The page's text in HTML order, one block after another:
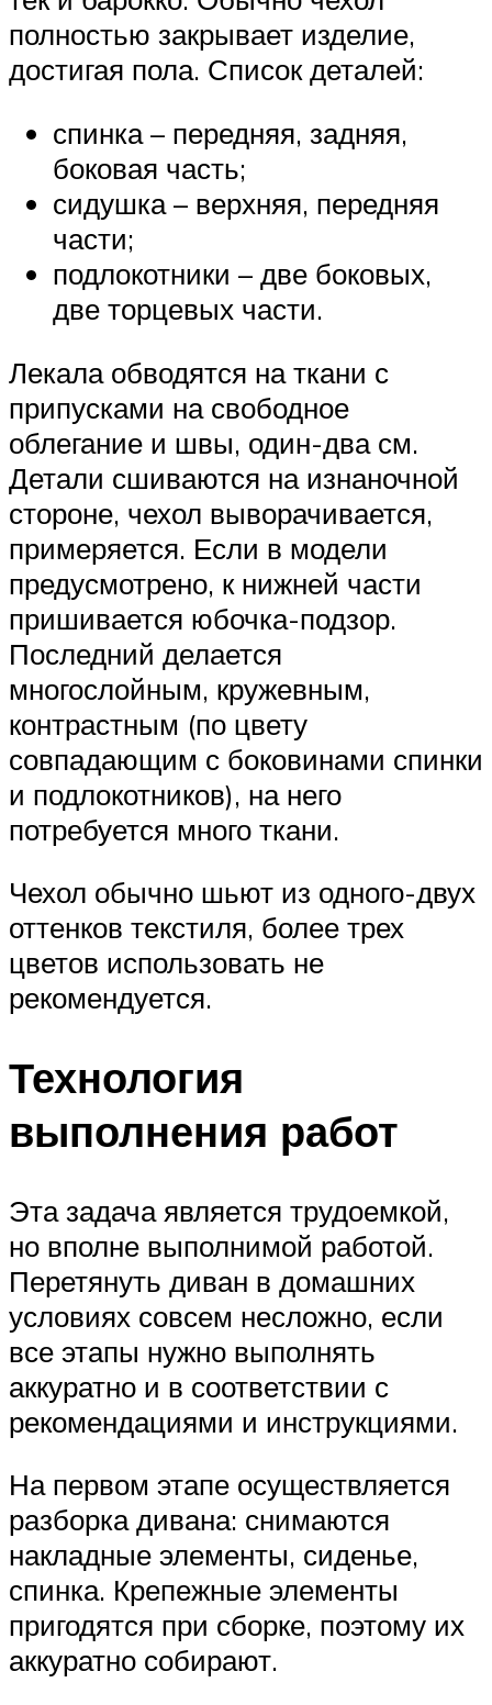
полностью закрывает изделие,
достигая пола. Список деталей:
спинка – передняя, задняя,
боковая часть;
сидушка – верхняя, передняя
части;
подлокотники – две боковых,
две торцевых части.
Лекала обводятся на ткани с
припусками на свободное
облегание и швы, один-два см.
Детали сшиваются на изнаночной
стороне, чехол выворачивается,
примеряется. Если в модели
предусмотрено, к нижней части
пришивается юбочка-подзор.
Последний делается
многослойным, кружевным,
контрастным (по цвету
совпадающим с боковинами спинки
и подлокотников), на него
потребуется много ткани.
Чехол обычно шьют из одного-двух
оттенков текстиля, более трех
цветов использовать не
рекомендуется.
Технология
выполнения работ
Эта задача является трудоемкой,
но вполне выполнимой работой.
Перетянуть диван в домашних
условиях совсем несложно, если
все этапы нужно выполнять
аккуратно и в соответствии с
рекомендациями и инструкциями.
На первом этапе осуществляется
разборка дивана: снимаются
накладные элементы, сиденье,
спинка. Крепежные элементы
пригодятся при сборке, поэтому их
аккуратно собирают.